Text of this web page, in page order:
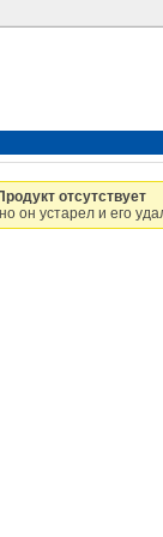
отсутствует
он устарел и его